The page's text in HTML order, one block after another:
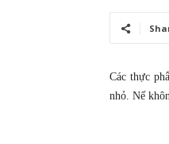
Các thực
nhỏ. Nế